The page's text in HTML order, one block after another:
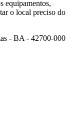
equipamentos,
o local preciso do
- BA - 42700-000